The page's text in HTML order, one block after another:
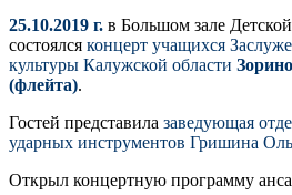
25.10.2019 г. в Большом зале
состоялся концерт учащихся
культуры Калужской области
(флейта).
Гостей представила заведующая
ударных инструментов Гришина
Открыл концертную программу